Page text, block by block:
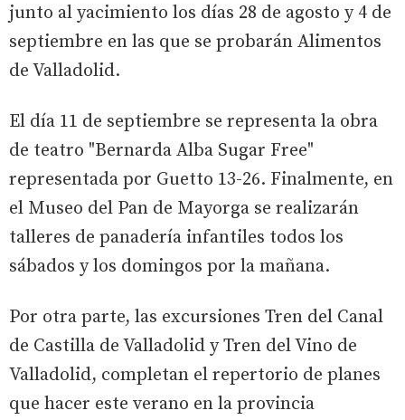
junto al yacimiento los días 28 de agosto y 4 de
septiembre en las que se probarán Alimentos
de Valladolid.
El día 11 de septiembre se representa la obra
de teatro "Bernarda Alba Sugar Free"
representada por Guetto 13-26. Finalmente, en
el Museo del Pan de Mayorga se realizarán
talleres de panadería infantiles todos los
sábados y los domingos por la mañana.
Por otra parte, las excursiones Tren del Canal
de Castilla de Valladolid y Tren del Vino de
Valladolid, completan el repertorio de planes
que hacer este verano en la provincia